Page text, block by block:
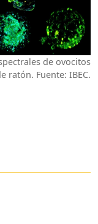
de ovocitos
ratón. Fuente: IBEC.